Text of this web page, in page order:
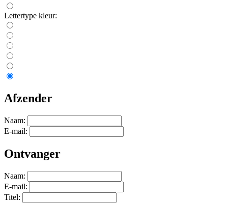
Lettertype kleur:
Afzender
Naam:
E-mail:
Ontvanger
Naam:
E-mail:
Titel: